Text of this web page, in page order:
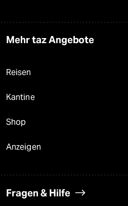
Mehr taz Angebote
Reisen
Kantine
Shop
Anzeigen
Fragen & Hilfe